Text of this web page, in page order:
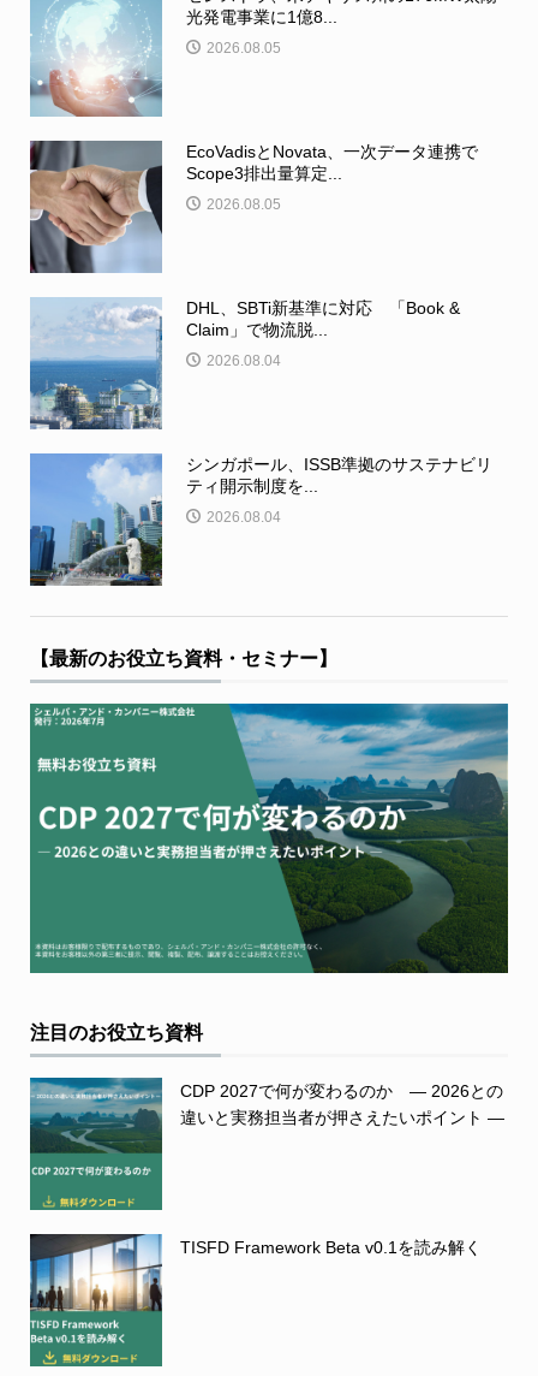
光発電事業に1億8...
2026.08.05
EcoVadisとNovata、一次データ連携で
Scope3排出量算定...
2026.08.05
DHL、SBTi新基準に対応 「Book &
Claim」で物流脱...
2026.08.04
シンガポール、ISSB準拠のサステナビリ
ティ開示制度を...
2026.08.04
【最新のお役立ち資料・セミナー】
注目のお役立ち資料
CDP 2027で何が変わるのか ― 2026との
違いと実務担当者が押さえたいポイント ―
TISFD Framework Beta v0.1を読み解く